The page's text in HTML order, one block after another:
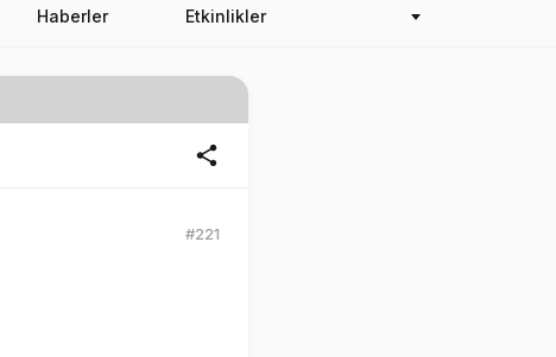
Haberler Etkinlikler
#221